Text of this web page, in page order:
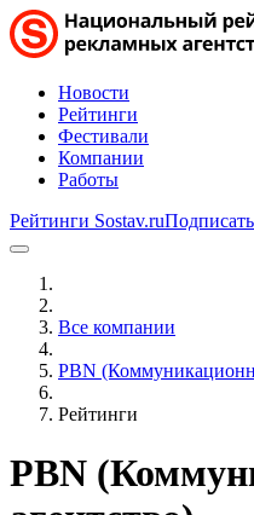
Новости
Рейтинги
Фестивали
Компании
Работы
Рейтинги Sostav.ru
Все компании
PBN
Рейтинги
PBN